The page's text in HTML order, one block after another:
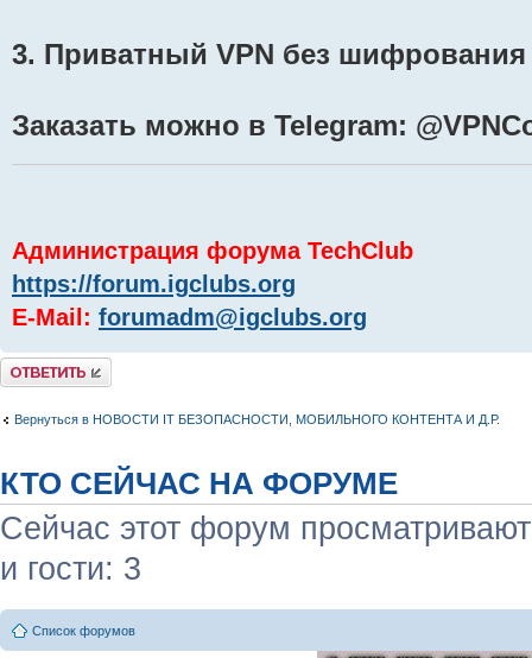
3. Приватный VPN без шифрования
Заказать можно в Telegram:
Администрация форума TechClub
https://forum.igclubs.org
E-Mail: forumadm@igclubs.org
Комментировать
Вернуться в НОВОСТИ IT БЕЗОПАСНОСТИ, МОБИЛЬНОГО КОНТЕНТА И Д.Р.
КТО СЕЙЧАС НА ФОРУМЕ
Сейчас этот форум
и гости: 3
Список форумов